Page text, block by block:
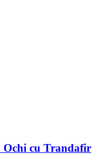
Ochi cu Trandafir